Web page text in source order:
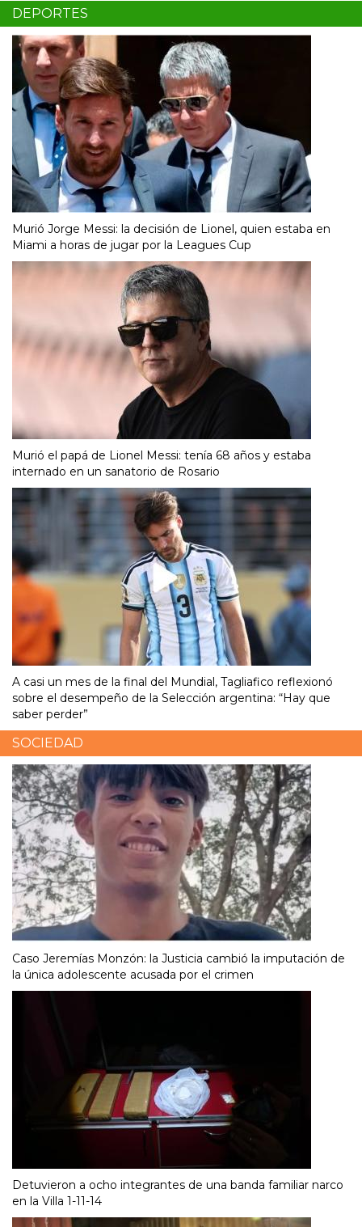
DEPORTES
Murió Jorge Messi: la decisión de Lionel, quien estaba en
Miami a horas de jugar por la Leagues Cup
Murió el papá de Lionel Messi: tenía 68 años y estaba
internado en un sanatorio de Rosario
A casi un mes de la final del Mundial, Tagliafico reflexionó
sobre el desempeño de la Selección argentina: “Hay que
saber perder”
SOCIEDAD
Caso Jeremías Monzón: la Justicia cambió la imputación de
la única adolescente acusada por el crimen
Detuvieron a ocho integrantes de una banda familiar narco
en la Villa 1-11-14